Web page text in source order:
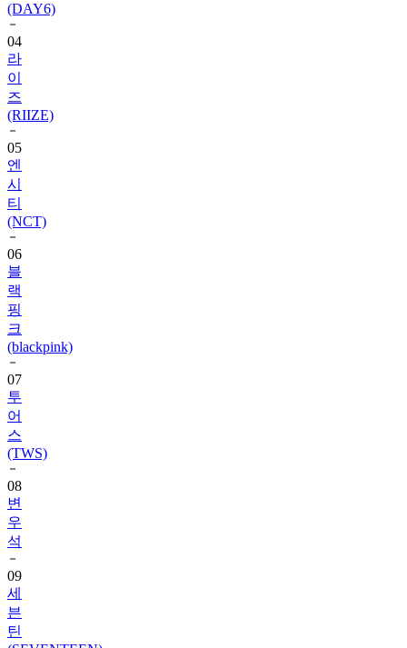
(DAY6)
04
라
이
즈
(RIIZE)
05
엔
시
티
(NCT)
06
블
랙
핑
크
(blackpink)
07
투
어
스
(TWS)
08
변
우
석
09
세
븐
틴